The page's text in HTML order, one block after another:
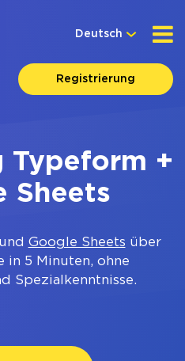
Deutsch
Registrierung
Typeform +
Sheets
und Google Sheets über
in 5 Minuten, ohne
Spezialkenntnisse.